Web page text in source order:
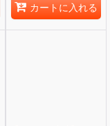
カートに入れる